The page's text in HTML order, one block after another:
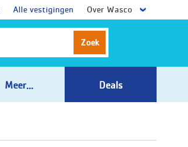
Alle vestigingen Over Wasco
Zoek
Meer... Deals